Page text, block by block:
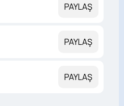
PAYLAŞ
PAYLAŞ
PAYLAŞ